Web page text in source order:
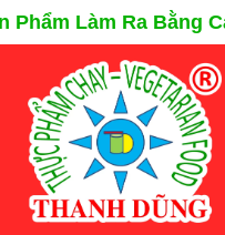
Phẩm Làm Ra Bằng